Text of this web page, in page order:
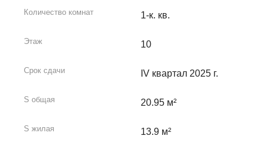
Количество комнат 1-к. кв.
Этаж 10
Срок сдачи IV квартал 2025 г.
S общая 20.95 м²
S жилая 13.9 м²